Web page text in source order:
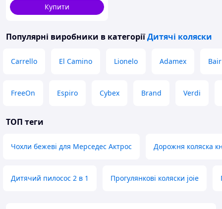
Купити
Популярні виробники в категоріїДитячі коляски
Carrello El Camino Lionelo Adamex Bair
FreeOn Espiro Cybex Brand Verdi
ТОП теги
Чохли бежеві для Мерседес Актрос Дорожня коляска
Дитячий пилосос 2 в 1 Прогулянкові коляски joie